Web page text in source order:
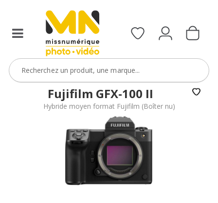
compact,
bridge
ou
étanche)
BoitierBatterie5
Fujifilm GFX-100 II
Hybride moyen format Fujifilm (Boîter nu)